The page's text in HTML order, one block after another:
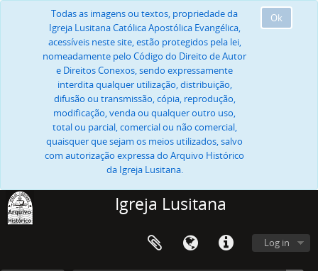
Ok
Todas as imagens ou textos, propriedade da
Igreja Lusitana Católica Apostólica Evangélica,
acessíveis neste site, estão protegidos pela lei,
nomeadamente pelo Código do Direito de Autor
e Direitos Conexos, sendo expressamente
interdita qualquer utilização, distribuição,
difusão ou transmissão, cópia, reprodução,
modificação, venda ou qualquer outro uso,
total ou parcial, comercial ou não comercial,
quaisquer que sejam os meios utilizados, salvo
com autorização expressa do Arquivo Histórico
da Igreja Lusitana.
Igreja Lusitana
Log in